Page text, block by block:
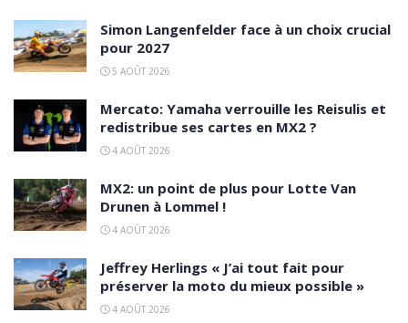
Simon Langenfelder face à un choix crucial
pour 2027
5 AOÛT 2026
Mercato: Yamaha verrouille les Reisulis et
redistribue ses cartes en MX2 ?
4 AOÛT 2026
MX2: un point de plus pour Lotte Van
Drunen à Lommel !
4 AOÛT 2026
Jeffrey Herlings « J’ai tout fait pour
préserver la moto du mieux possible »
4 AOÛT 2026